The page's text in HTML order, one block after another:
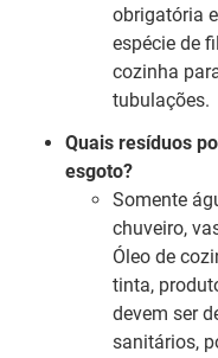
obrigatória
espécie de
cozinha
tubulações.
Quais resíduos
esgoto?
Somente
chuveiro,
Óleo de
tinta,
devem ser
sanitários,